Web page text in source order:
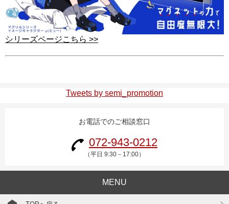
シリーズページこちら >>
Tweets by semi_promotion
お電話でのご相談窓口
072-943-0212
（平日 9:30－17:00）
MENU